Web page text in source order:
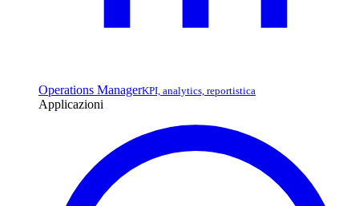
Operations ManagerKPI, analytics, reportistica
Applicazioni